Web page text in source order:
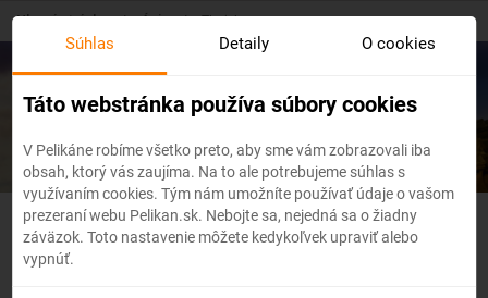
Skip
content
Hlavná stránka / Ázia / Thajsko
Lacné letenkyThajsko
Thajsko - Flexibilné letenky
Súhlas Detaily O cookies
Táto webstránka používa súbory cookies
V Pelikáne robíme všetko preto, aby sme vám zobrazovali iba
obsah, ktorý vás zaujíma. Na to ale potrebujeme súhlas s
využívaním cookies. Tým nám umožníte používať údaje o vašom
prezeraní webu Pelikan.sk. Nebojte sa, nejedná sa o žiadny
záväzok. Toto nastavenie môžete kedykoľvek upraviť alebo
vypnúť.